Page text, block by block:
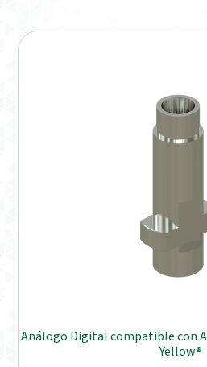
Análogo Digital compatible con
Yellow®